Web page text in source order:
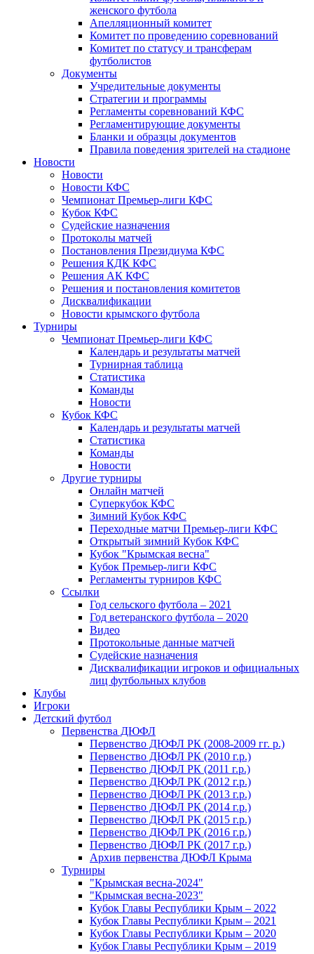
женского футбола
Апелляционный комитет
Комитет по проведению соревнований
Комитет по статусу и трансферам
футболистов
Документы
Учредительные документы
Стратегии и программы
Регламенты соревнований КФС
Регламентирующие документы
Бланки и образцы документов
Правила поведения зрителей на стадионе
Новости
Новости
Новости КФС
Чемпионат Премьер-лиги КФС
Кубок КФС
Судейские назначения
Протоколы матчей
Постановления Президиума КФС
Решения КДК КФС
Решения АК КФС
Решения и постановления комитетов
Дисквалификации
Новости крымского футбола
Турниры
Чемпионат Премьер-лиги КФС
Календарь и результаты матчей
Турнирная таблица
Статистика
Команды
Новости
Кубок КФС
Календарь и результаты матчей
Статистика
Команды
Новости
Другие турниры
Онлайн матчей
Суперкубок КФС
Зимний Кубок КФС
Переходные матчи Премьер-лиги КФС
Открытый зимний Кубок КФС
Кубок "Крымская весна"
Кубок Премьер-лиги КФС
Регламенты турниров КФС
Ссылки
Год сельского футбола – 2021
Год ветеранского футбола – 2020
Видео
Протокольные данные матчей
Судейские назначения
Дисквалификации игроков и официальных
лиц футбольных клубов
Клубы
Игроки
Детский футбол
Первенства ДЮФЛ
Первенство ДЮФЛ РК (2008-2009 гг. р.)
Первенство ДЮФЛ РК (2010 г.р.)
Первенство ДЮФЛ РК (2011 г.р.)
Первенство ДЮФЛ РК (2012 г.р.)
Первенство ДЮФЛ РК (2013 г.р.)
Первенство ДЮФЛ РК (2014 г.р.)
Первенство ДЮФЛ РК (2015 г.р.)
Первенство ДЮФЛ РК (2016 г.р.)
Первенство ДЮФЛ РК (2017 г.р.)
Архив первенства ДЮФЛ Крыма
Турниры
"Крымская весна-2024"
"Крымская весна-2023"
Кубок Главы Республики Крым – 2022
Кубок Главы Республики Крым – 2021
Кубок Главы Республики Крым – 2020
Кубок Главы Республики Крым – 2019